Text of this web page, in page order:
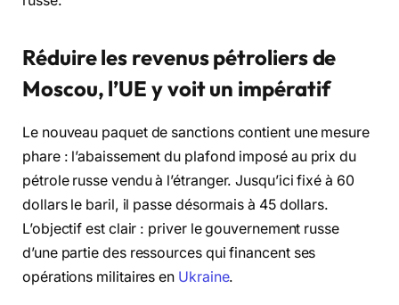
Réduire les revenus pétroliers de
Moscou, l’UE y voit un impératif
Le nouveau paquet de sanctions contient une mesure
phare : l’abaissement du plafond imposé au prix du
pétrole russe vendu à l’étranger. Jusqu’ici fixé à 60
dollars le baril, il passe désormais à 45 dollars.
L’objectif est clair : priver le gouvernement russe
d’une partie des ressources qui financent ses
opérations militaires en Ukraine.